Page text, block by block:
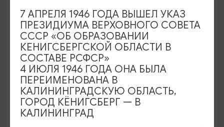
СПЕКТАКЛИ
Раневская. Великая насмешница
06.11.2026 19:00
Светлогорск, Театр эстрады «Янтарь-холл»
7 АПРЕЛЯ 1946 ГОДА ВЫШЕЛ УКАЗ
ПРЕЗИДИУМА ВЕРХОВНОГО СОВЕТА
СССР «ОБ ОБРАЗОВАНИИ
КЕНИГСБЕРГСКОЙ ОБЛАСТИ В
СОСТАВЕ РСФСР»
4 ИЮЛЯ 1946 ГОДА ОНА БЫЛА
ПЕРЕИМЕНОВАНА В
КАЛИНИНГРАДСКУЮ ОБЛАСТЬ,
ГОРОД КЁНИГСБЕРГ — В
КАЛИНИНГРАД